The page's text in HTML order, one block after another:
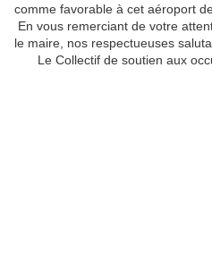
comme favorable à cet aéroport
En vous remerciant de votre
le maire, nos respectueuses
Le Collectif de soutien aux